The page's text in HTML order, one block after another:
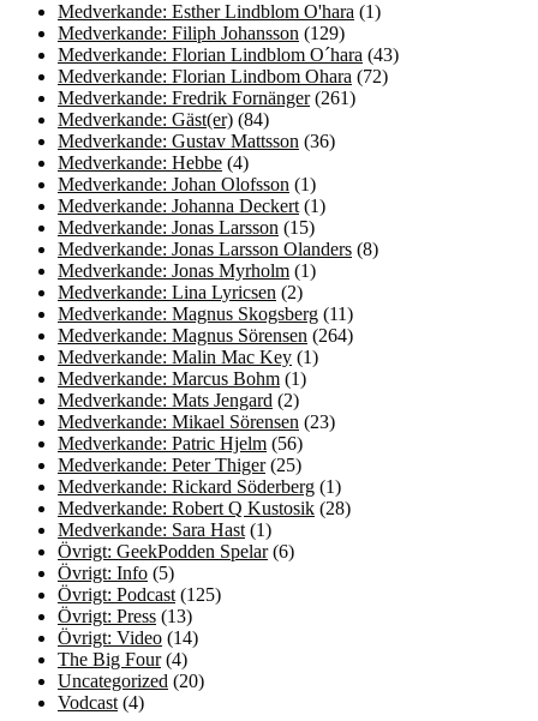
Medverkande: Esther Lindblom O'hara (1)
Medverkande: Filiph Johansson (129)
Medverkande: Florian Lindblom O´hara (43)
Medverkande: Florian Lindbom Ohara (72)
Medverkande: Fredrik Fornänger(261)
Medverkande: Gäst(er) (84)
Medverkande: Gustav Mattsson (36)
Medverkande: Hebbe (4)
Medverkande: Johan Olofsson (1)
Medverkande: Johanna Deckert (1)
Medverkande: Jonas Larsson (15)
Medverkande: Jonas Larsson Olanders (8)
Medverkande: Jonas Myrholm (1)
Medverkande: Lina Lyricsen (2)
Medverkande: Magnus Skogsberg (11)
Medverkande: Magnus Sörensen (264)
Medverkande: Malin Mac Key (1)
Medverkande: Marcus Bohm (1)
Medverkande: Mats Jengard (2)
Medverkande: Mikael Sörensen (23)
Medverkande: Patric Hjelm (56)
Medverkande: Peter Thiger(25)
Medverkande: Rickard Söderberg (1)
Medverkande: Robert Q Kustosik (28)
Medverkande: Sara Hast (1)
Övrigt: GeekPodden Spelar(6)
Övrigt: Info (5)
Övrigt: Podcast (125)
Övrigt: Press (13)
Övrigt: Video (14)
The Big Four(4)
Uncategorized (20)
Vodcast (4)